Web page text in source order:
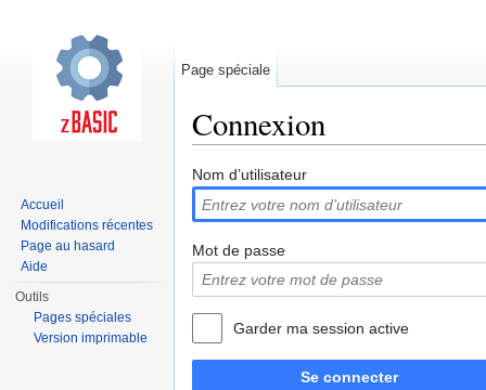
Connexion
Nom d’utilisateur
Mot de passe
Garder ma session active
Se connecter
Page spéciale
Accueil
Modifications récentes
Page au hasard
Aide
Outils
Pages spéciales
Version imprimable